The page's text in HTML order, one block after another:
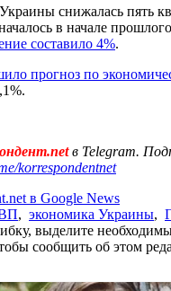
снижалась пять
в начале
составило 4%.
прогноз по
в Telegram.
korrespondentnet
в Google News
, экономика Украины,
выделите
сообщить об этом